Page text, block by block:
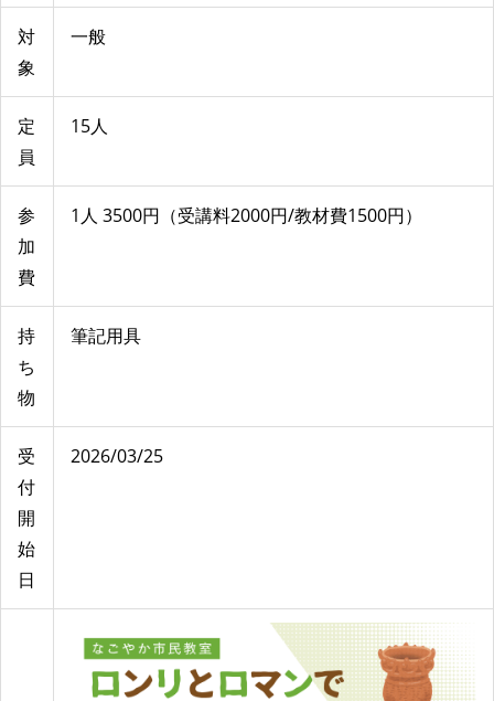
対
象
一般
定
員
15人
参
加
費
1人 3500円（受講料2000円/教材費1500円）
持
ち
物
筆記用具
受
付
開
始
日
2026/03/25